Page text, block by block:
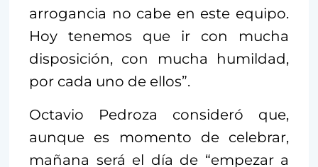
arrogancia no cabe en este equipo.
Hoy tenemos que ir con mucha
disposición, con mucha humildad,
por cada uno de ellos”.
Octavio Pedroza consideró que,
aunque es momento de celebrar,
mañana será el día de “empezar a